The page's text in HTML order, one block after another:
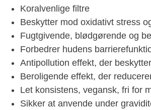
Koralvenlige filtre
Beskytter mod oxidativt stress
Fugtgivende, blødgørende og
Forbedrer hudens
Antipollution effekt, der
Beroligende effekt, der
Let konsistens, vegansk, fri for
Sikker at anvende under